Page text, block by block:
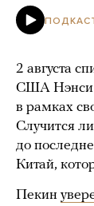
2 августа
США Нэнси
в рамках
Случится
до
Китай,
Пекин